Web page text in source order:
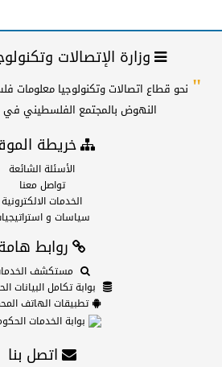
وزارة الإتصالات
" نحو قطاع اتصالات وتكنولوجيا
النهوض بالمجتمع الفلسطيني في
خريطة
الأسئلة الشائعة
تواصل معنا
الخدمات الالكترونية
سياسات و
روابط
مستكشف
بوابة تكامل البيانات
تطبيقات الهاتف
بوابة الخدمات
اتصل بنا